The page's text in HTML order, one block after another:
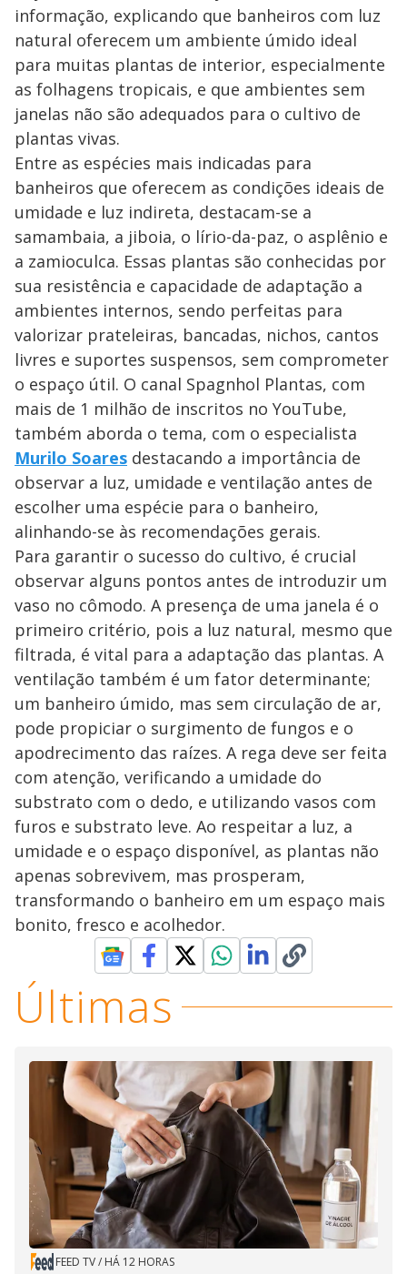
informação, explicando que banheiros com luz
natural oferecem um ambiente úmido ideal
para muitas plantas de interior, especialmente
as folhagens tropicais, e que ambientes sem
janelas não são adequados para o cultivo de
plantas vivas.
Entre as espécies mais indicadas para
banheiros que oferecem as condições ideais de
umidade e luz indireta, destacam-se a
samambaia, a jiboia, o lírio-da-paz, o asplênio e
a zamioculca. Essas plantas são conhecidas por
sua resistência e capacidade de adaptação a
ambientes internos, sendo perfeitas para
valorizar prateleiras, bancadas, nichos, cantos
livres e suportes suspensos, sem comprometer
o espaço útil. O canal Spagnhol Plantas, com
mais de 1 milhão de inscritos no YouTube,
também aborda o tema, com o especialista
Murilo Soares destacando a importância de
observar a luz, umidade e ventilação antes de
escolher uma espécie para o banheiro,
alinhando-se às recomendações gerais.
Para garantir o sucesso do cultivo, é crucial
observar alguns pontos antes de introduzir um
vaso no cômodo. A presença de uma janela é o
primeiro critério, pois a luz natural, mesmo que
filtrada, é vital para a adaptação das plantas. A
ventilação também é um fator determinante;
um banheiro úmido, mas sem circulação de ar,
pode propiciar o surgimento de fungos e o
apodrecimento das raízes. A rega deve ser feita
com atenção, verificando a umidade do
substrato com o dedo, e utilizando vasos com
furos e substrato leve. Ao respeitar a luz, a
umidade e o espaço disponível, as plantas não
apenas sobrevivem, mas prosperam,
transformando o banheiro em um espaço mais
bonito, fresco e acolhedor.
Últimas
FEED TV/ HÁ 12 HORAS